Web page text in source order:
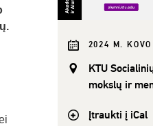
2024 M.
KTU
mokslų ir
Įtraukti į iCal